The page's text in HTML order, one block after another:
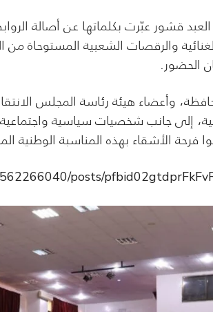
قشور عبّرت بكلماتها عن أصالة
والرقصات الشعبية المستوحاة
الحضور.
وأعضاء هيئة رئاسة المجلس
إلى جانب شخصيات سياسية واجتماعية
فرحة الأشقاء بهذه المناسبة الوطنية
posts/